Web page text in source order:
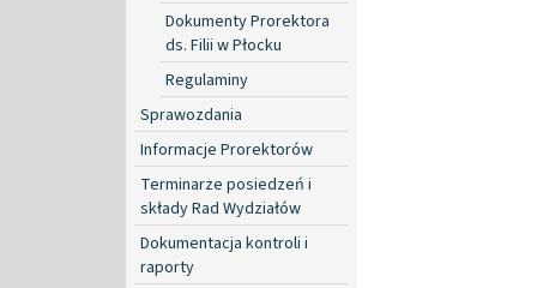
Dokumenty Prorektora
ds. Filii w Płocku
Regulaminy
Sprawozdania
Informacje Prorektorów
Terminarze posiedzeń i
składy Rad Wydziałów
Dokumentacja kontroli i
raporty